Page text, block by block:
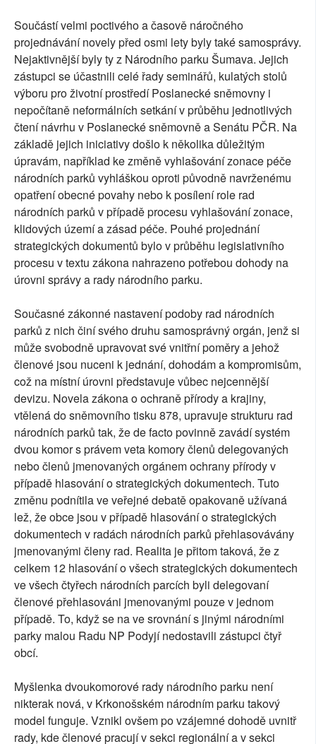
Součástí velmi poctivého a časově náročného
projednávání novely před osmi lety byly také samosprávy.
Nejaktivnější byly ty z Národního parku Šumava. Jejich
zástupci se účastnili celé řady seminářů, kulatých stolů
výboru pro životní prostředí Poslanecké sněmovny i
nepočítaně neformálních setkání v průběhu jednotlivých
čtení návrhu v Poslanecké sněmovně a Senátu PČR. Na
základě jejich iniciativy došlo k několika důležitým
úpravám, například ke změně vyhlašování zonace péče
národních parků vyhláškou oproti původně navrženému
opatření obecné povahy nebo k posílení role rad
národních parků v případě procesu vyhlašování zonace,
klidových území a zásad péče. Pouhé projednání
strategických dokumentů bylo v průběhu legislativního
procesu v textu zákona nahrazeno potřebou dohody na
úrovni správy a rady národního parku.
Současné zákonné nastavení podoby rad národních
parků z nich činí svého druhu samosprávný orgán, jenž si
může svobodně upravovat své vnitřní poměry a jehož
členové jsou nuceni k jednání, dohodám a kompromisům,
což na místní úrovni představuje vůbec nejcennější
devizu. Novela zákona o ochraně přírody a krajiny,
vtělená do sněmovního tisku 878, upravuje strukturu rad
národních parků tak, že de facto povinně zavádí systém
dvou komor s právem veta komory členů delegovaných
nebo členů jmenovaných orgánem ochrany přírody v
případě hlasování o strategických dokumentech. Tuto
změnu podnítila ve veřejné debatě opakovaně užívaná
lež, že obce jsou v případě hlasování o strategických
dokumentech v radách národních parků přehlasovávány
jmenovanými členy rad. Realita je přitom taková, že z
celkem 12 hlasování o všech strategických dokumentech
ve všech čtyřech národních parcích byli delegovaní
členové přehlasováni jmenovanými pouze v jednom
případě. To, když se na ve srovnání s jinými národními
parky malou Radu NP Podyjí nedostavili zástupci čtyř
obcí.
Myšlenka dvoukomorové rady národního parku není
nikterak nová, v Krkonošském národním parku takový
model funguje. Vznikl ovšem po vzájemné dohodě uvnitř
rady, kde členové pracují v sekci regionální a v sekci